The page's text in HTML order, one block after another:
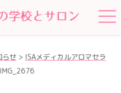
らせ > ISAメディカルアロマセラ
IMG_2676